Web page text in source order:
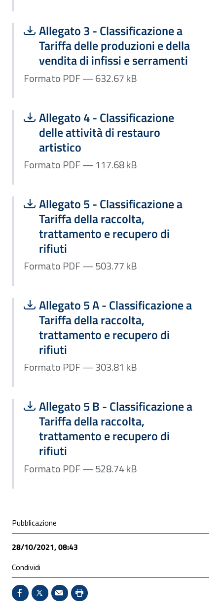
Scarica file:
Allegato 3 - Classificazione a
Tariffa delle produzioni e della
vendita di infissi e serramenti
Formato PDF — Dimensione 632.67 kB
Formato PDF — 632.67 kB
Scarica file:
Allegato 4 - Classificazione
delle attività di restauro
artistico
Formato PDF — Dimensione 117.68 kB
Formato PDF — 117.68 kB
Scarica file:
Allegato 5 - Classificazione a
Tariffa della raccolta,
trattamento e recupero di
rifiuti
Formato PDF — Dimensione 503.77 kB
Formato PDF — 503.77 kB
Scarica file:
Allegato 5 A - Classificazione a
Tariffa della raccolta,
trattamento e recupero di
rifiuti
Formato PDF — Dimensione 303.81 kB
Formato PDF — 303.81 kB
Scarica file:
Allegato 5 B - Classificazione a
Tariffa della raccolta,
trattamento e recupero di
rifiuti
Formato PDF — Dimensione 528.74 kB
Formato PDF — 528.74 kB
Condivisione social
Pubblicazione
28/10/2021, 08:43
Condividi
Condividi su Facebook - Sito esterno - Apertura in
X - Sito esterno - Apertura in nuova finestra
Invio Mail: apre il programma di posta
Stampa pagina: scelta meno